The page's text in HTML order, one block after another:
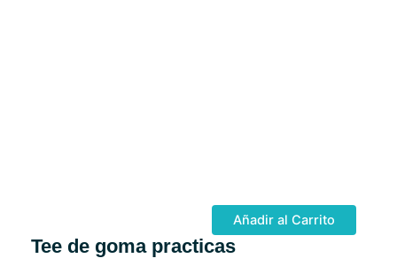
Añadir al Carrito
Tee de goma practicas